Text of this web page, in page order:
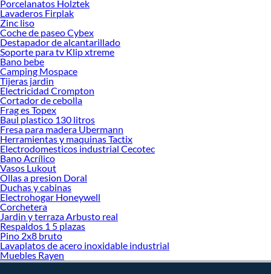
Porcelanatos Holztek
Lavaderos Firplak
Zinc liso
Coche de paseo Cybex
Destapador de alcantarillado
Soporte para tv Klip xtreme
Bano bebe
Camping Mospace
Tijeras jardin
Electricidad Crompton
Cortador de cebolla
Frag es Topex
Baul plastico 130 litros
Fresa para madera Ubermann
Herramientas y maquinas Tactix
Electrodomesticos industrial Cecotec
Bano Acrílico
Vasos Lukout
Ollas a presion Doral
Duchas y cabinas
Electrohogar Honeywell
Corchetera
Jardin y terraza Arbusto real
Respaldos 1 5 plazas
Pino 2x8 bruto
Lavaplatos de acero inoxidable industrial
Muebles Rayen